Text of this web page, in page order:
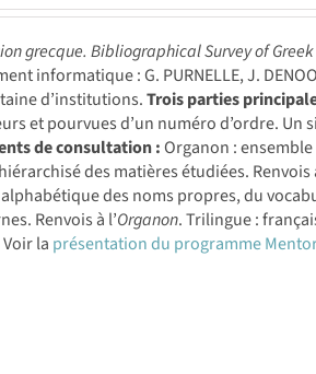
grecque. Bibliographical Survey of
informatique : G. PURNELLE, J.
d’institutions.Trois parties
et pourvues d’un numéro d’ordre.
de consultation :Organon :
des matières étudiées. Renvois
des noms propres, du
Renvois à l’Organon. Trilingue :
la présentation du programme